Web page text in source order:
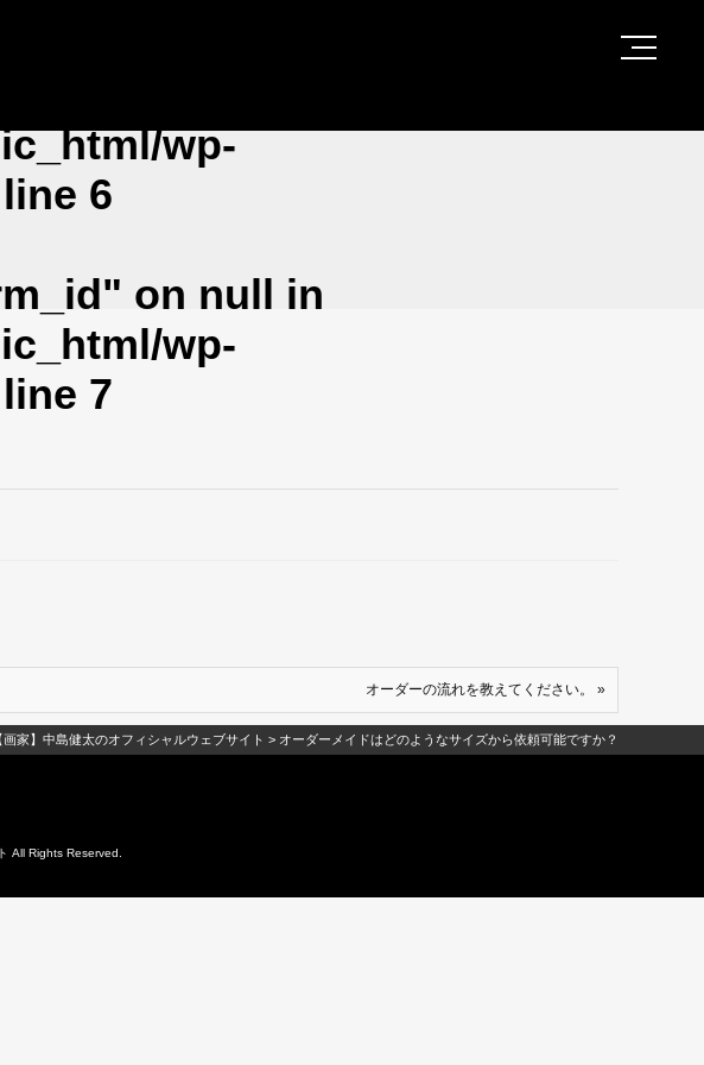
wp-
6
on null in
wp-
7
オーダーの流れを教えてください。 »
画家】中島健太のオフィシャルウェブサイト > オーダーメイドはどのようなサイズから依頼可能ですか？
All Rights Reserved.